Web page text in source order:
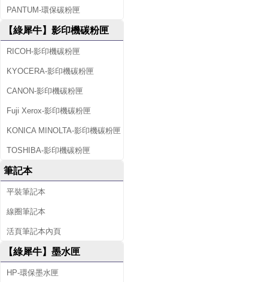
PANTUM-環保碳粉匣
【綠犀牛】影印機碳粉匣
RICOH-影印機碳粉匣
KYOCERA-影印機碳粉匣
CANON-影印機碳粉匣
Fuji Xerox-影印機碳粉匣
KONICA MINOLTA-影印機碳粉匣
TOSHIBA-影印機碳粉匣
筆記本
平裝筆記本
線圈筆記本
活頁筆記本內頁
【綠犀牛】墨水匣
HP-環保墨水匣